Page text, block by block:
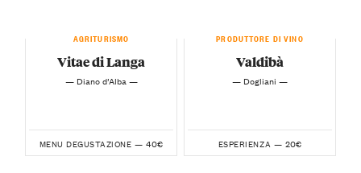
AGRITURISMO
Vitae di Langa
— Diano d’Alba —
MENU DEGUSTAZIONE — 40€
PRODUTTORE DI VINO
Valdibà
— Dogliani —
ESPERIENZA — 20€